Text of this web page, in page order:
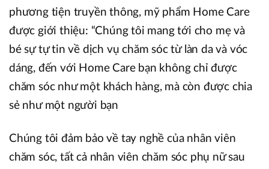
phương tiện truyền thông, mỹ phẩm Home Care
được giới thiệu: “Chúng tôi mang tới cho mẹ và
bé sự tự tin về dịch vụ chăm sóc từ làn da và vóc
dáng, đến với Home Care bạn không chỉ được
chăm sóc như một khách hàng, mà còn được chia
sẻ như một người bạn
Chúng tôi đảm bảo về tay nghề của nhân viên
chăm sóc, tất cả nhân viên chăm sóc phụ nữ sau